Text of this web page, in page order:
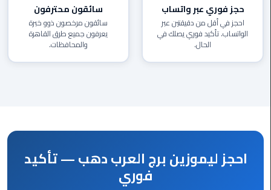
راس
سدر
برج
حجز فوري عبر واتساب
احجز في أقل من دقيقتين عبر
الواتساب. تأكيد فوري يصلك في
الحال.
سائقون محترفون
سائقون مرخصون ذوو خبرة
يعرفون جميع طرق القاهرة
والمحافظات.
احجز ليموزين برج العرب دهب — تأكيد
فوري